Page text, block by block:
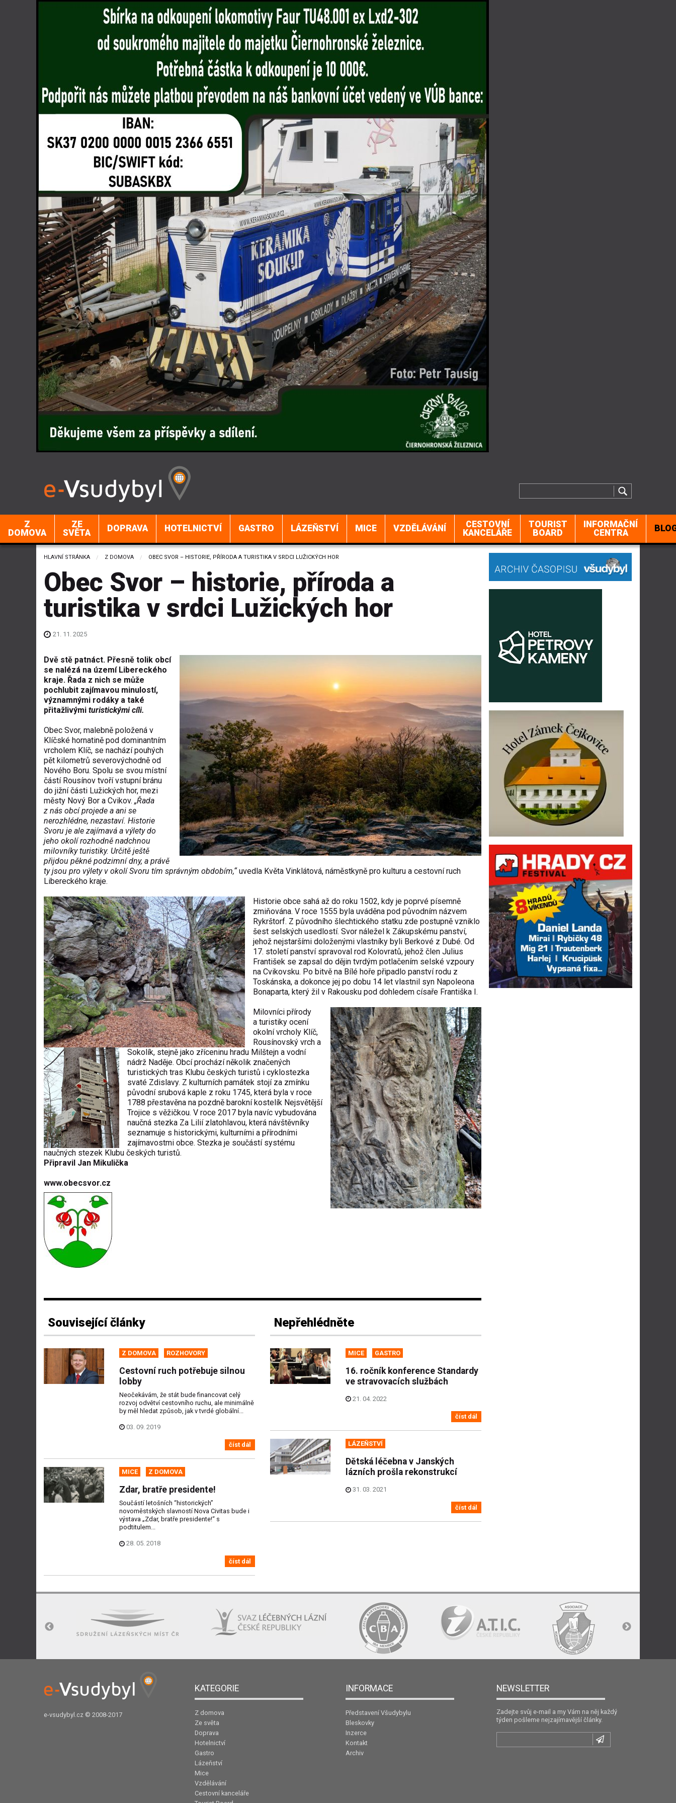
Z
DOMOVA
ZE
SVĚTA
DOPRAVA HOTELNICTVÍ GASTRO LÁZEŇSTVÍ MICE VZDĚLÁVÁNÍ
CESTOVNÍ
KANCELÁŘE
TOURIST
BOARD
INFORMAČNÍ
CENTRA
HLAVNÍ STRÁNKA Z DOMOVA CURRENT:
OBEC SVOR – HISTORIE, PŘÍRODA A TURISTIKA V SRDCI LUŽICKÝCH HOR
Obec Svor – historie, příroda a
turistika v srdci Lužických hor
21. 11. 2025
Dvě stě patnáct. Přesně tolik obcí
se nalézá na území Libereckého
kraje. Řada z nich se může
pochlubit zajímavou minulostí,
významnými rodáky a také
přitažlivými turistickými cíli.
Obec Svor, malebně položená v
Klíčské hornatině pod dominantním
vrcholem Klíč, se nachází pouhých
pět kilometrů severovýchodně od
Nového Boru. Spolu se svou místní
částí Rousínov tvoří vstupní bránu
do jižní části Lužických hor, mezi
městy Nový Bor a Cvikov. „Řada
z nás obcí projede a ani se
nerozhlédne, nezastaví. Historie
Svoru je ale zajímavá a výlety do
jeho okolí rozhodně nadchnou
milovníky turistiky. Určitě ještě
přijdou pěkné podzimní dny, a právě
ty jsou pro výlety v okolí Svoru tím správným obdobím,“uvedla Květa Vinklátová, náměstkyně pro kulturu a cestovní ruch
Libereckého kraje.
Historie obce sahá až do roku 1502, kdy je poprvé písemně
zmiňována. V roce 1555 byla uváděna pod původním názvem
Rykrštorf. Z původního šlechtického statku zde postupně vzniklo
šest selských usedlostí. Svor náležel k Zákupskému panství,
jehož nejstaršími doloženými vlastníky byli Berkové z Dubé. Od
17. století panství spravoval rod Kolovratů, jehož člen Julius
František se zapsal do dějin tvrdým potlačením selské vzpoury
na Cvikovsku. Po bitvě na Bílé hoře připadlo panství rodu z
Toskánska, a dokonce jej po dobu 14 let vlastnil syn Napoleona
Bonaparta, který žil v Rakousku pod dohledem císaře Františka I.
Milovníci přírody
a turistiky ocení
okolní vrcholy Klíč,
Rousínovský vrch a
Sokolík, stejně jako zříceninu hradu Milštejn a vodní
nádrž Naděje. Obcí prochází několik značených
turistických tras Klubu českých turistů i cyklostezka
svaté Zdislavy. Z kulturních památek stojí za zmínku
původní srubová kaple z roku 1745, která byla v roce
1788 přestavěna na pozdně barokní kostelík Nejsvětější
Trojice s věžičkou. V roce 2017 byla navíc vybudována
naučná stezka Za Lilií zlatohlavou, která návštěvníky
seznamuje s historickými, kulturními a přírodními
zajímavostmi obce. Stezka je součástí systému
naučných stezek Klubu českých turistů.
Připravil Jan Mikulička
www.obecsvor.cz
Související články
Z DOMOVA ROZHOVORY
Cestovní ruch potřebuje silnou
lobby
Neočekávám, že stát bude financovat celý
rozvoj odvětví cestovního ruchu, ale minimálně
by měl hledat způsob, jak v tvrdé globální...
03. 09. 2019
číst dál
MICE Z DOMOVA
Zdar, bratře presidente!
Součástí letošních “historických”
novoměstských slavností Nova Civitas bude i
výstava „Zdar, bratře presidente!“ s
podtitulem...
28. 05. 2018
číst dál
Nepřehlédněte
MICE GASTRO
16. ročník konference Standardy
ve stravovacích službách
21. 04. 2022
číst dál
LÁZEŇSTVÍ
Dětská léčebna v Janských
lázních prošla rekonstrukcí
31. 03. 2021
číst dál
e-vsudybyl.cz © 2008-2017
KATEGORIE
Z domova
Ze světa
Doprava
Hotelnictví
Gastro
Lázeňství
Mice
Vzdělávání
Cestovní kanceláře
INFORMACE
Představení Všudybylu
Bleskovky
Inzerce
Kontakt
Archiv
NEWSLETTER
Zadejte svůj e-mail a my Vám na něj každý
týden pošleme nejzajímavější články.